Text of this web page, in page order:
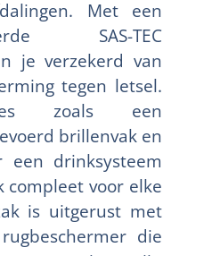
Met een
SAS-TEC
je verzekerd van
tegen letsel.
zoals een
brillenvak en
een drinksysteem
compleet voor elke
is uitgerust met
die